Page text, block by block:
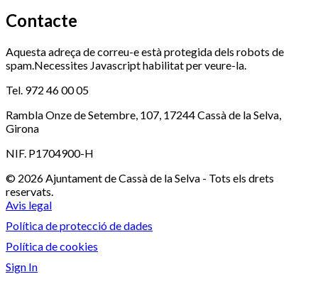
Contacte
Aquesta adreça de correu-e està protegida dels robots de
spam.Necessites Javascript habilitat per veure-la.
Tel. 972 46 00 05
Rambla Onze de Setembre, 107, 17244 Cassà de la Selva,
Girona
NIF. P1704900-H
© 2026 Ajuntament de Cassà de la Selva - Tots els drets
reservats.
Avis legal
Política de protecció de dades
Política de cookies
Sign In